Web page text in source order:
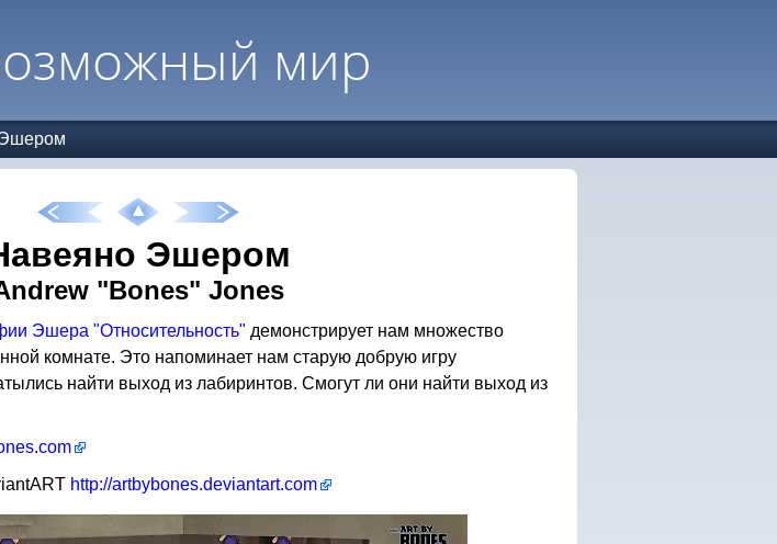
мир
Эшером
"Bones" Jones
Эшера "Относительность" демонстрирует нам множество
комнате. Это напоминает нам старую добрую игру
найти выход из лабиринтов. Смогут ли они найти выход из
http://artbybones.deviantart.com